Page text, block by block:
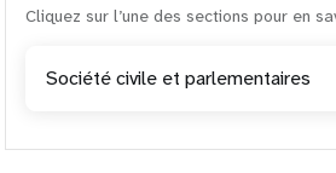
Cliquez sur l’une des sections pour en
Société civile et parlementaires
Aperçu